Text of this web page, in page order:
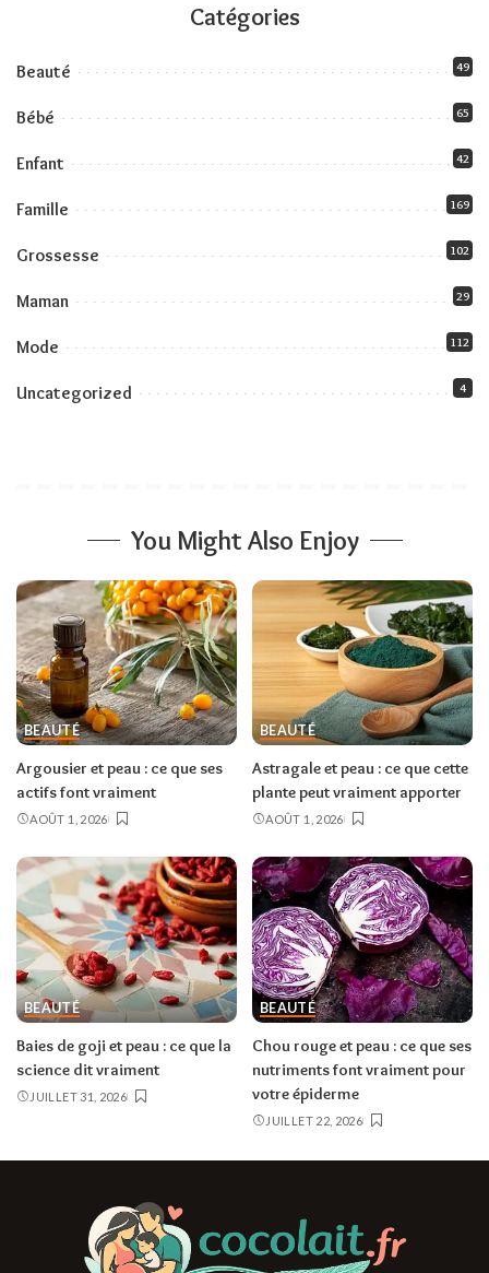
Catégories
Beauté 49
Bébé 65
Enfant 42
Famille 169
Grossesse 102
Maman 29
Mode 112
Uncategorized 4
You Might Also Enjoy
BEAUTÉ
Argousier et peau : ce que ses
actifs font vraiment
AOÛT 1, 2026
BEAUTÉ
Astragale et peau : ce que cette
plante peut vraiment apporter
AOÛT 1, 2026
BEAUTÉ
Baies de goji et peau : ce que la
science dit vraiment
JUILLET 31, 2026
BEAUTÉ
Chou rouge et peau : ce que ses
nutriments font vraiment pour
votre épiderme
JUILLET 22, 2026